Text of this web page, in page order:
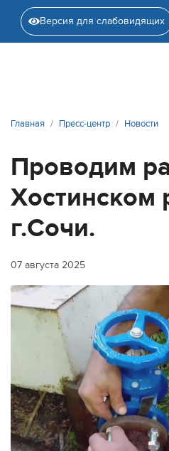
Версия для слабовидящих
Главная Пресс-центр Новости
Проводим
Хостинском
г.Сочи.
07 августа 2025